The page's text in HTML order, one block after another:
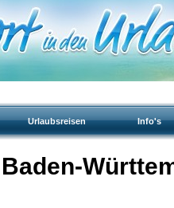
Urlaubsreisen Info's